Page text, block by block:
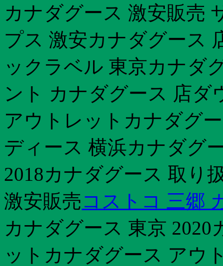
カナダグース 激安販売
プス 激安カナダグース
ックラベル 東京カナダ
ント カナダグース 店
アウトレットカナダグ
ディース 横浜カナダグ
2018カナダグース 取り
激安販売コストコ 三郷
カナダグース 東京
ットカナダグース アウ